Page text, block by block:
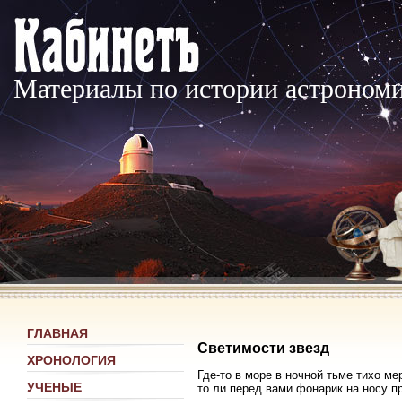
Материалы по истории
ГЛАВНАЯ
ХРОНОЛОГИЯ
УЧЕНЫЕ
Светимости звезд
Где-то в море в ночной тьме тихо
то ли перед вами фонарик на носу